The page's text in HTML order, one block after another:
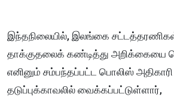
இந்தநிலையில், இலங்கை
தாக்குதலைக் கண்டித்து அறிக்கையை
எனினும் சம்பந்தப்பட்ட பொலிஸ்
தடுப்புக்காவலில் வைக்கப்பட்டுள்ளார்,